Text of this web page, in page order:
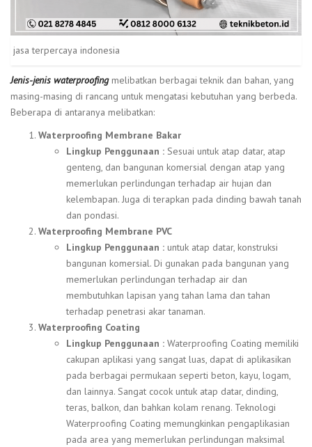
jasa terpercaya indonesia
Jenis-jenis waterproofingmelibatkan berbagai teknik dan bahan, yang
masing-masing di rancang untuk mengatasi kebutuhan yang berbeda.
Beberapa di antaranya melibatkan:
Waterproofing Membrane Bakar
Lingkup Penggunaan : Sesuai untuk atap datar, atap
genteng, dan bangunan komersial dengan atap yang
memerlukan perlindungan terhadap air hujan dan
kelembapan. Juga di terapkan pada dinding bawah tanah
dan pondasi.
Waterproofing Membrane PVC
Lingkup Penggunaan : untuk atap datar, konstruksi
bangunan komersial. Di gunakan pada bangunan yang
memerlukan perlindungan terhadap air dan
membutuhkan lapisan yang tahan lama dan tahan
terhadap penetrasi akar tanaman.
Waterproofing Coating
Lingkup Penggunaan : Waterproofing Coating memiliki
cakupan aplikasi yang sangat luas, dapat di aplikasikan
pada berbagai permukaan seperti beton, kayu, logam,
dan lainnya. Sangat cocok untuk atap datar, dinding,
teras, balkon, dan bahkan kolam renang. Teknologi
Waterproofing Coating memungkinkan pengaplikasian
pada area yang memerlukan perlindungan maksimal